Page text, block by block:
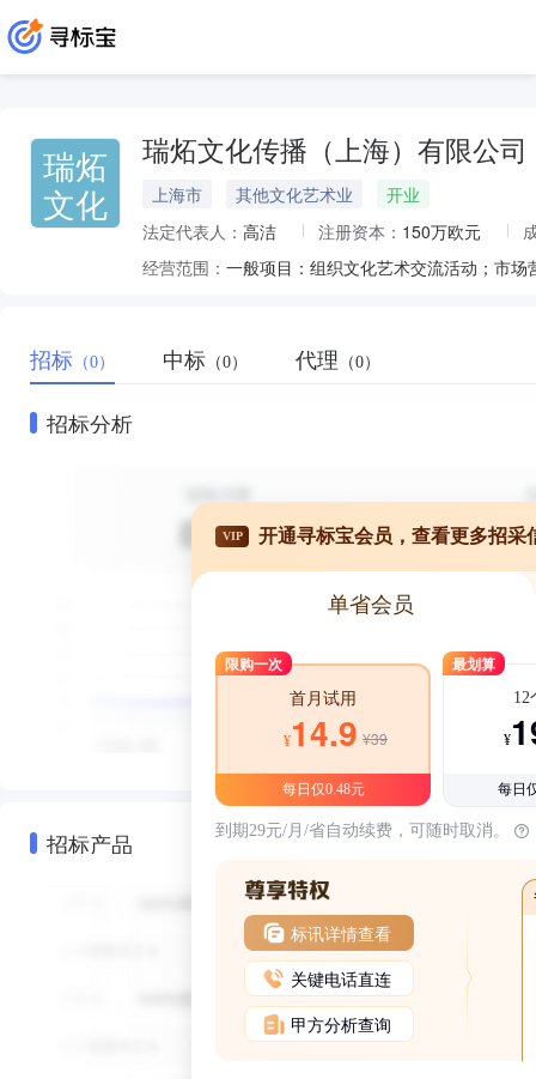
瑞炻
文化
瑞炻文化传播（上海）有限公司
上海市 其他文化艺术业
开业
法定代表人： 高洁 注册资本： 150万欧元
经营范围：
招标 （0） 中标 （0） 代理 （0）
招标分析
招标产品
VIP 开通寻标宝会员，查看更多招采
单省会员
限购一次
首月试用
¥14.9 ¥39
每日仅0.48元
最划算
12
¥
每日
到期29元/月/省自动续费，可随时取消。
标讯详情查看
关键电话直连
甲方分析查询